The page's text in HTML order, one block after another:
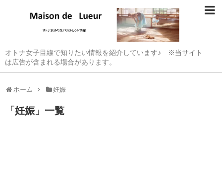
オトナ女子目線で知りたい情報を紹介しています♪ ※当サイト
は広告が含まれる場合があります。
ホーム 妊娠
「妊娠」 一覧